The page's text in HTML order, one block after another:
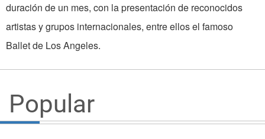
duración de un mes, con la presentación de reconocidos
artistas y grupos internacionales, entre ellos el famoso
Ballet de Los Angeles.
Popular